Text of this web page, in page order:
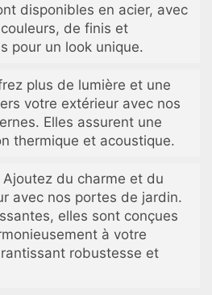
disponibles en acier, avec
de finis et
pour un look unique.
plus de lumière et une
votre extérieur avec nos
Elles assurent une
thermique et acoustique.
du charme et du
avec nos portes de jardin.
elles sont conçues
à votre
robustesse et